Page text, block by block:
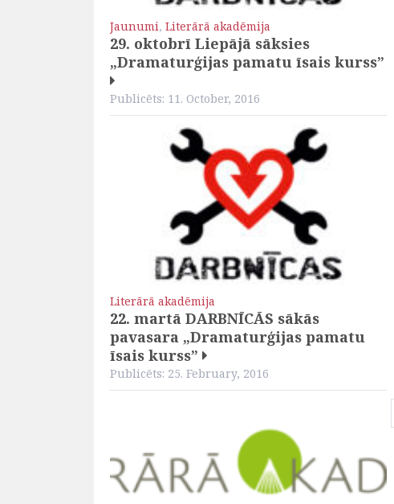
Jaunumi, Literārā akadēmija
29. oktobrī Liepājā sāksies
„Dramaturģijas pamatu īsais kurss”
Publicēts: 11. October, 2016
Literārā akadēmija
22. martā DARBNĪCĀS sākās
pavasara „Dramaturģijas pamatu
īsais kurss”
Publicēts: 25. February, 2016